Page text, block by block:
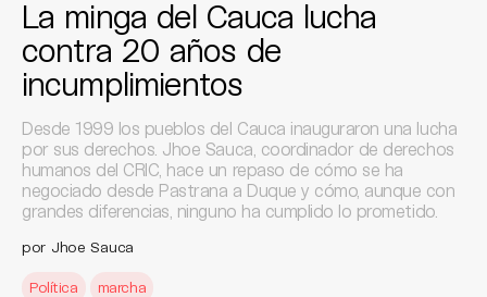
La minga del Cauca lucha
contra 20 años de
incumplimientos
Desde 1999 los pueblos del Cauca inauguraron una lucha
por sus derechos. Jhoe Sauca, coordinador de derechos
humanos del CRIC, hace un repaso de cómo se ha
negociado desde Pastrana a Duque y cómo, aunque con
grandes diferencias, ninguno ha cumplido lo prometido.
por Jhoe Sauca
Política marcha